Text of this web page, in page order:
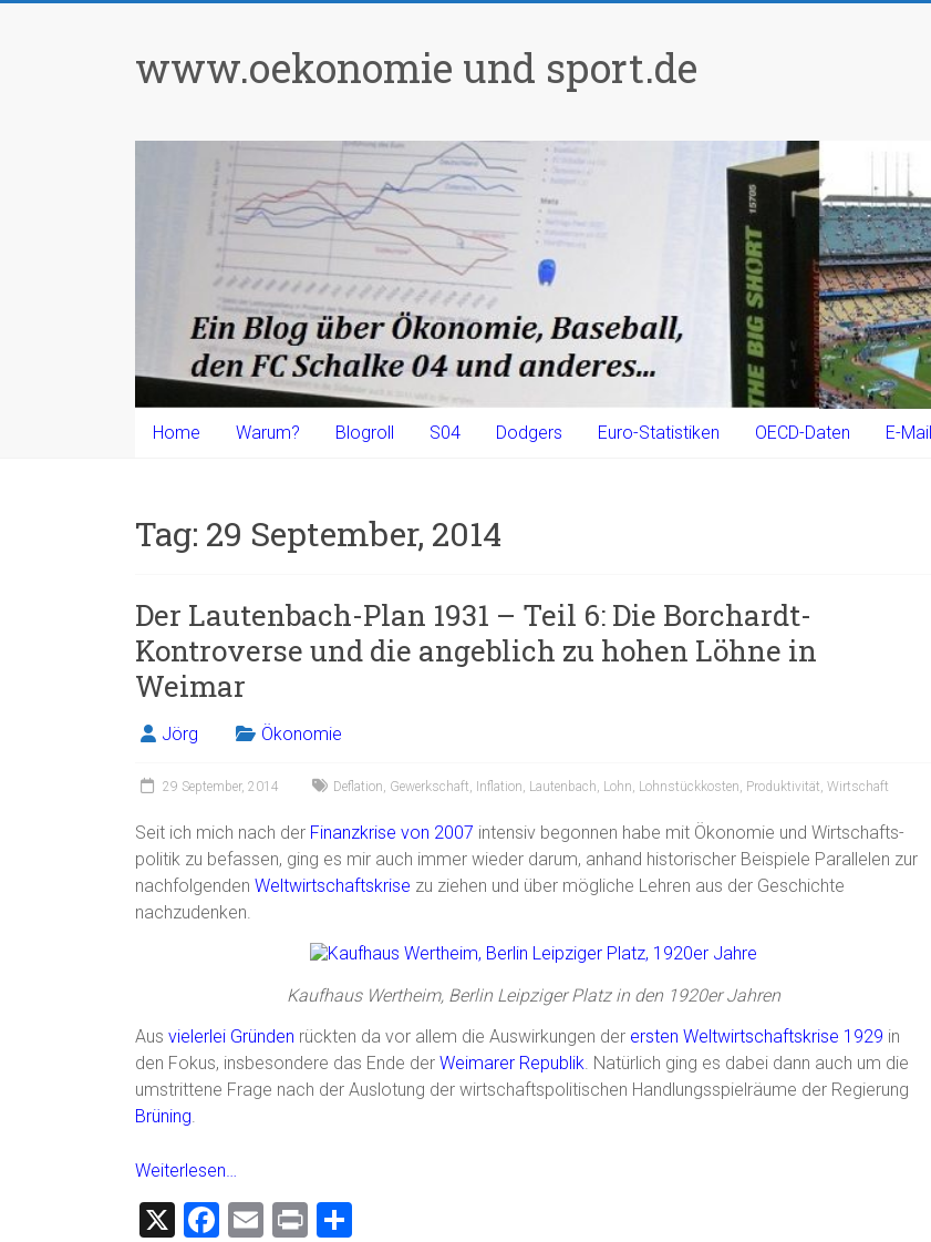
www.oekonomie und sport.de
Home Warum? Blogroll S04 Dodgers Euro-Statistiken OECD-Daten E-Mail
Tag: 29 September, 2014
Der Lautenbach-Plan 1931 – Teil 6: Die Borchardt-
Kontroverse und die angeblich zu hohen Löhne in
Weimar
Jörg Ökonomie
29 September, 2014 Deflation Gewerkschaft Inflation Lautenbach Lohn Lohnstückkosten Produktivität Wirtschaft
Seit ich mich nach der Finanzkrise von 2007 intensiv begonnen habe mit Ökonomie und Wirtschafts-
politik zu befassen, ging es mir auch immer wieder darum, anhand historischer Beispiele Parallelen zur
nachfolgenden Weltwirtschaftskrise zu ziehen und über mögliche Lehren aus der Geschichte
nachzudenken.
Kaufhaus Wertheim, Berlin Leipziger Platz in den 1920er Jahren
Aus vielerlei Gründen rückten da vor allem die Auswirkungen der ersten Weltwirtschaftskrise 1929 in
den Fokus, insbesondere das Ende der Weimarer Republik . Natürlich ging es dabei dann auch um die
umstrittene Frage nach der Auslotung der wirtschaftspolitischen Handlungsspielräume der Regierung
Brüning
Weiterlesen…
X
F
E
Pr